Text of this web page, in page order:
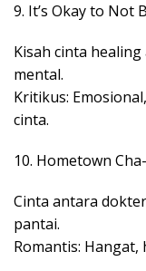
9. It’s Okay to Not
Kisah cinta
mental.
Kritikus:
cinta.
10. Hometown
Cinta antara
pantai.
Romantis: